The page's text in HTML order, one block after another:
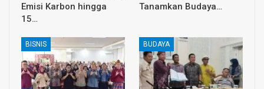
Emisi Karbon hingga
15…
Tanamkan Budaya…
BISNIS BUDAYA